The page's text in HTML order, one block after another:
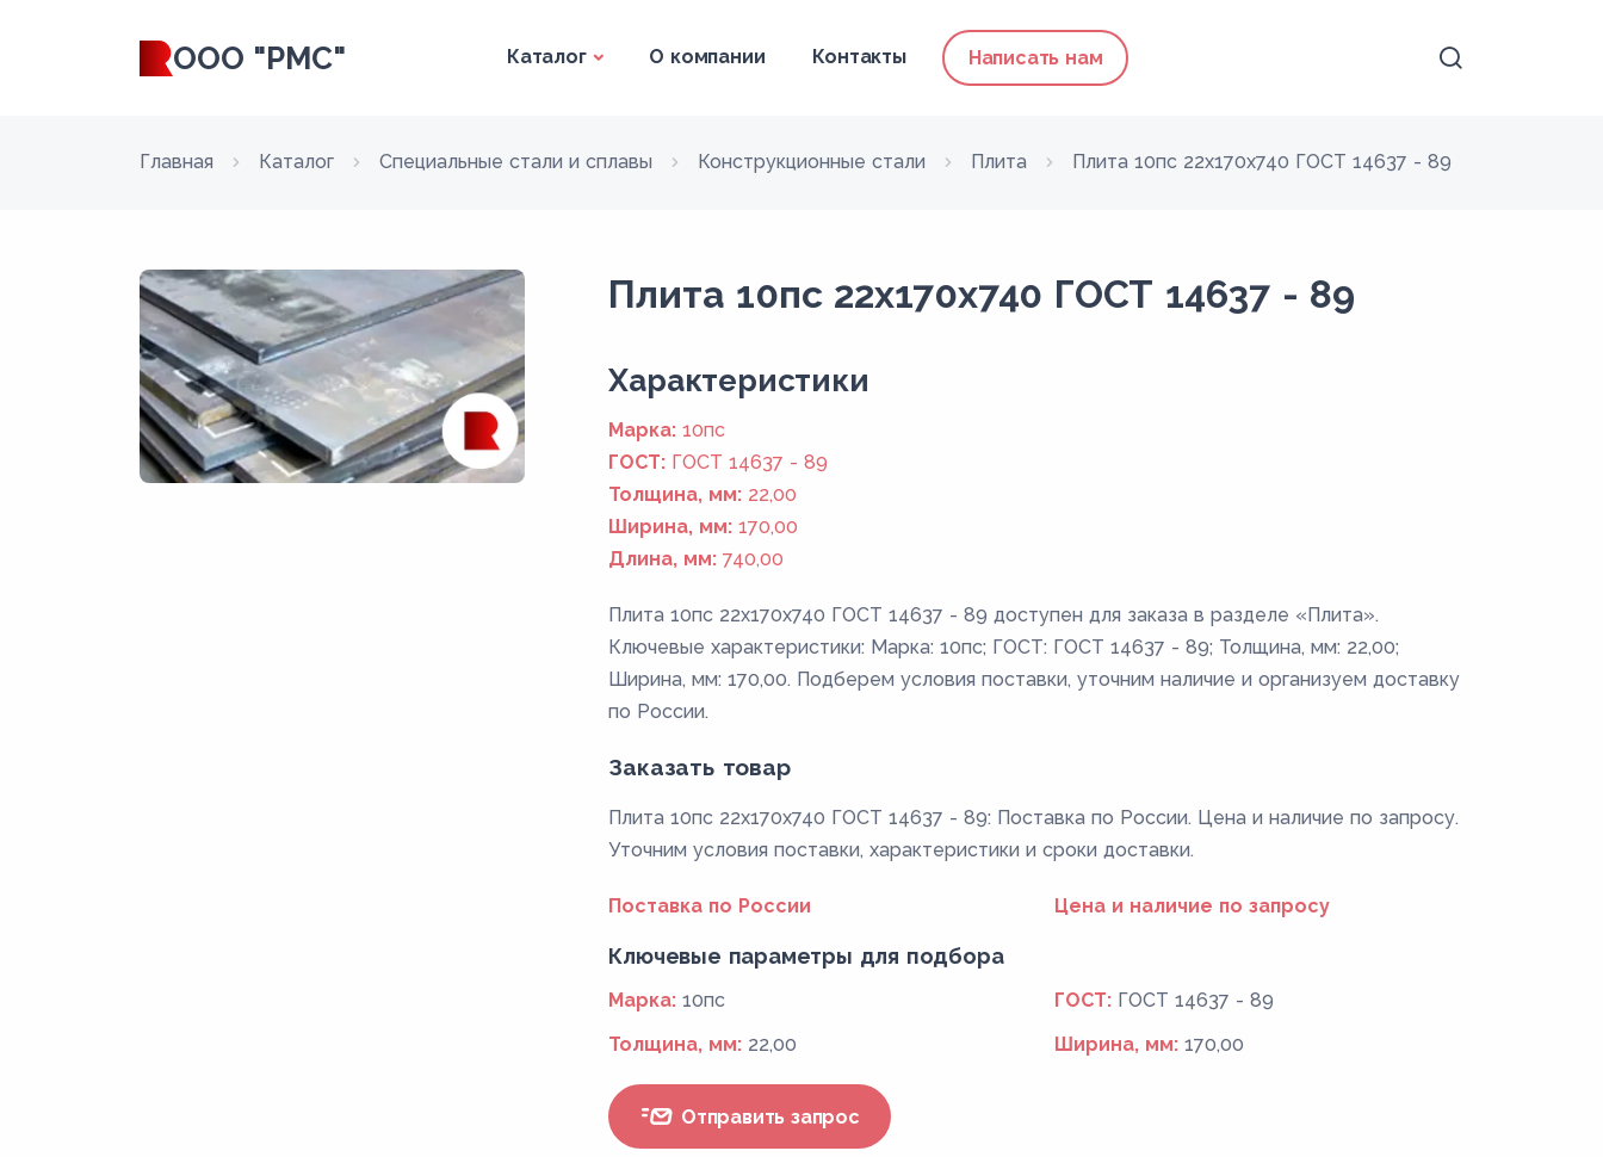
ООО "РМС" Каталог О компании Контакты Написать нам
Главная Каталог Специальные стали и сплавы Конструкционные стали Плита Плита 10пс 22x170x740 ГОСТ 14637 - 89
Плита 10пс 22x170x740 ГОСТ 14637 - 89
Xарактеристики
Марка: 10пс
ГОСТ: ГОСТ 14637 - 89
Толщина, мм: 22,00
Ширина, мм: 170,00
Длина, мм: 740,00
Плита 10пс 22x170x740 ГОСТ 14637 - 89 доступен для заказа в разделе «Плита».
Ключевые характеристики: Марка: 10пс; ГОСТ: ГОСТ 14637 - 89; Толщина, мм: 22,00;
Ширина, мм: 170,00. Подберем условия поставки, уточним наличие и организуем доставку
по России.
Заказать товар
Плита 10пс 22x170x740 ГОСТ 14637 - 89: Поставка по России. Цена и наличие по запросу.
Уточним условия поставки, характеристики и сроки доставки.
Поставка по России Цена и наличие по запросу
Ключевые параметры для подбора
Марка: 10пс ГОСТ: ГОСТ 14637 - 89
Толщина, мм: 22,00 Ширина, мм: 170,00
Отправить запрос